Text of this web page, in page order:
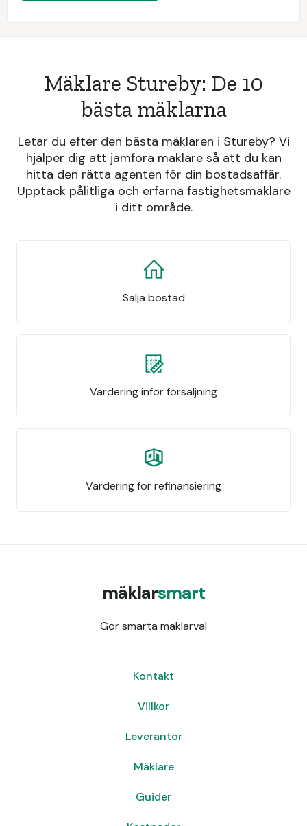
Mäklare Stureby: De 10
bästa mäklarna
Letar du efter den bästa mäklaren i Stureby? Vi
hjälper dig att jämföra mäklare så att du kan
hitta den rätta agenten för din bostadsaffär.
Upptäck pålitliga och erfarna fastighetsmäklare
i ditt område.
Sälja bostad
Värdering inför försäljning
Värdering för refinansiering
mäklarsmart
Gör smarta mäklarval
Kontakt
Villkor
Leverantör
Mäklare
Guider